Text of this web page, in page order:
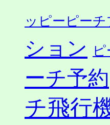
ッピーピーチ
ション
ーチ予約
チ飛行